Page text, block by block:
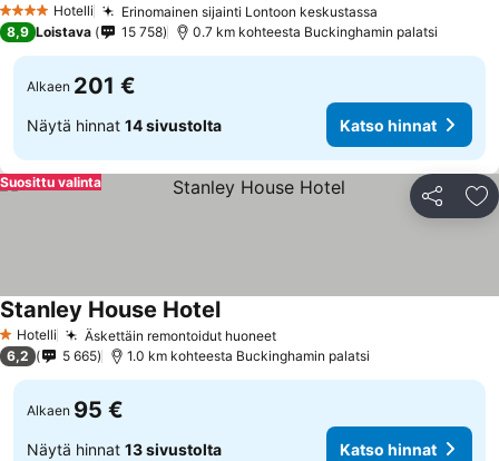
4 Tähtiluokitus
Hotelli Erinomainen sijainti Lontoon keskustassa
8,9 Loistava 15 758 0.7 km kohteesta Buckinghamin palatsi
Alkaen 201 €
Näytä hinnat 14 sivustolta Katso hinnat
Jaa
Suosittu valinta
1 Tähtiluokitus
Hotelli Äskettäin remontoidut huoneetKatso hinnat
Stanley House HotelKatso hinnat
6,2 5 665 1.0 km kohteesta Buckinghamin palatsi
Alkaen 95 €
Näytä hinnat 13 sivustolta Katso hinnat